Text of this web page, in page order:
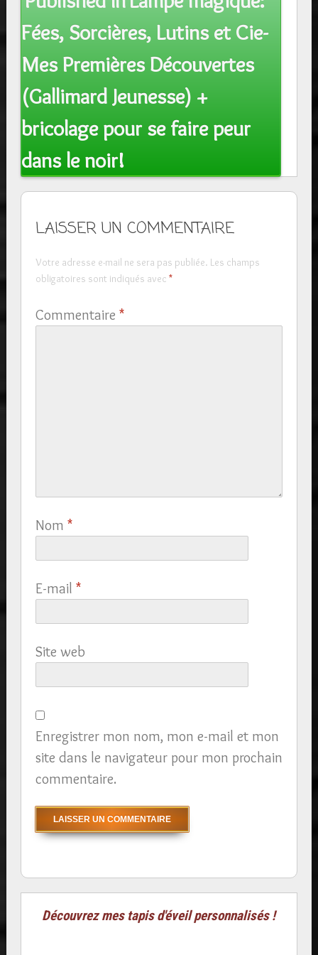
navigation
Fées, Sorcières, Lutins et Cie-
Mes Premières Découvertes
(Gallimard Jeunesse) +
bricolage pour se faire peur
dans le noir!
LAISSER UN COMMENTAIRE
Votre adresse e-mail ne sera pas publiée. Les champs
obligatoires sont indiqués avec *
Commentaire *
Nom *
E-mail *
Site web
Enregistrer mon nom, mon e-mail et mon
site dans le navigateur pour mon prochain
commentaire.
Découvrez mes tapis d'éveil personnalisés !